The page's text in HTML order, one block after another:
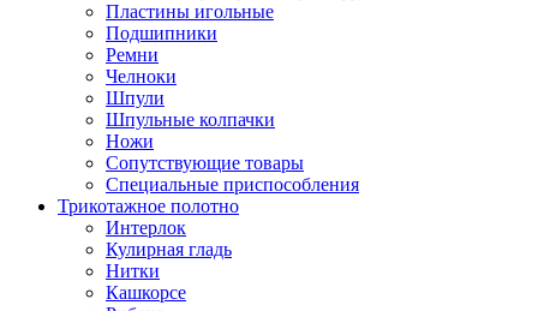
Пластины игольные
Подшипники
Ремни
Челноки
Шпули
Шпульные колпачки
Ножи
Сопутствующие товары
Специальные приспособления
Трикотажное полотно
Интерлок
Кулирная гладь
Нитки
Кашкорсе